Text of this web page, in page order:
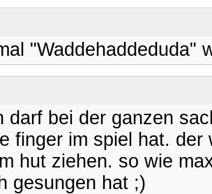
"Waddehaddeduda"
darf bei der ganzen
finger im spiel hat.
hut ziehen. so wie
gesungen hat ;)